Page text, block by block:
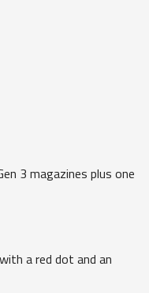
3 magazines plus one
a red dot and an